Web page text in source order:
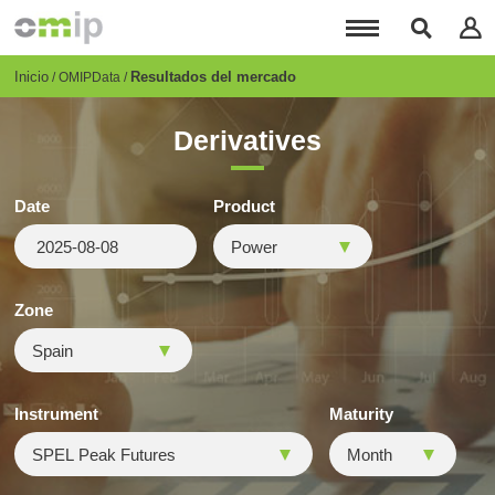
principal
Breadcrumb
Inicio OMIPData Resultados del mercado
Derivatives
Date Product
Zone
Instrument Maturity